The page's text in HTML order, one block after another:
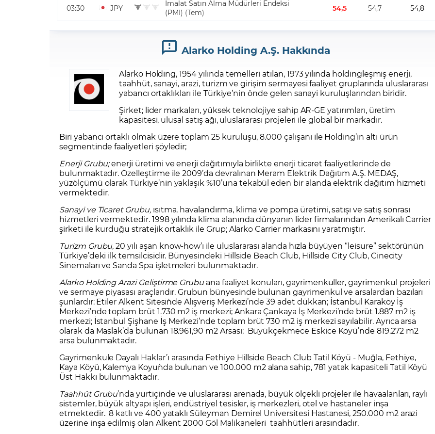
Alarko Holding A.Ş. Hakkında
Alarko Holding, 1954 yılında temelleri atılan, 1973 yılında holdingleşmiş enerji,
taahhüt, sanayi, arazi, turizm ve girişim sermayesi faaliyet gruplarında uluslararası
yabancı ortaklıkları ile Türkiye’nin önde gelen sanayi kuruluşlarından biridir.
Şirket; lider markaları, yüksek teknolojiye sahip AR-GE yatırımları, üretim
kapasitesi, ulusal satış ağı, uluslararası projeleri ile global bir markadır.
Biri yabancı ortaklı olmak üzere toplam 25 kuruluşu, 8.000 çalışanı ile Holding’in altı ürün
segmentinde faaliyetleri şöyledir;
Enerji Grubu;enerji üretimi ve enerji dağıtımıyla birlikte enerji ticaret faaliyetlerinde de
bulunmaktadır. Özelleştirme ile 2009’da devralınan Meram Elektrik Dağıtım A.Ş. MEDAŞ,
yüzölçümü olarak Türkiye’nin yaklaşık %10’una tekabül eden bir alanda elektrik dağıtım hizmeti
vermektedir.
Sanayi ve Ticaret Grubu,ısıtma, havalandırma, klima ve pompa üretimi, satışı ve satış sonrası
hizmetleri vermektedir. 1998 yılında klima alanında dünyanın lider firmalarından Amerikalı Carrier
şirketi ile kurduğu stratejik ortaklık ile Grup; Alarko Carrier markasını yaratmıştır.
Turizm Grubu, 20 yılı aşan know-how’ı ile uluslararası alanda hızla büyüyen “leisure” sektörünün
Türkiye’deki ilk temsilcisidir. Bünyesindeki Hillside Beach Club, Hillside City Club, Cinecity
Sinemaları ve Sanda Spa işletmeleri bulunmaktadır.
Alarko Holding Arazi Geliştirme Grubuana faaliyet konuları, gayrimenkuller, gayrimenkul projeleri
ve sermaye piyasası araçlarıdır. Grubun bünyesinde bulunan gayrimenkul ve arsalardan bazıları
şunlardır: Etiler Alkent Sitesi`nde Alışveriş Merkezi’nde 39 adet dükkan; İstanbul Karaköy İş
Merkezi’nde toplam brüt 1.730 m2 iş merkezi; Ankara Çankaya İş Merkezi’nde brüt 1.887 m2 iş
merkezi; İstanbul Şişhane İş Merkezi’nde toplam brüt 730 m2 iş merkezi sayılabilir. Ayrıca arsa
olarak da Maslak’da bulunan 18.961,90 m2 Arsası; Büyükçekmece Eskice Köyü’nde 819.272 m2
arsa bulunmaktadır.
Gayrimenkule Dayalı Haklar’ı arasında Fethiye Hillside Beach Club Tatil Köyü - Muğla, Fethiye,
Kaya Köyü, Kalemya Koyu`nda bulunan ve 100.000 m2 alana sahip, 781 yatak kapasiteli Tatil Köyü
Üst Hakkı bulunmaktadır.
Taahhüt Grubu’nda yurtiçinde ve uluslararası arenada, büyük ölçekli projeler ile havaalanları, raylı
sistemler, büyük altyapı işleri, endüstriyel tesisler, iş merkezleri, otel ve hastaneler inşa
etmektedir. 8 katlı ve 400 yataklı Süleyman Demirel Üniversitesi Hastanesi, 250.000 m2 arazi
üzerine inşa edilmiş olan Alkent 2000 Göl Malikaneleri taahhütleri arasındadır.